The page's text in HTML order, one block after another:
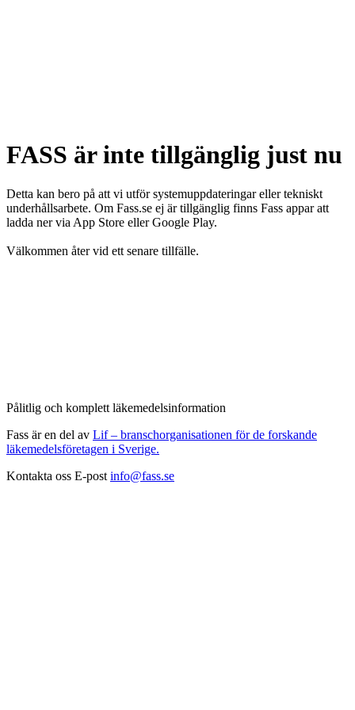
FASS är inte tillgänglig just nu
Detta kan bero på att vi utför systemuppdateringar eller tekniskt
underhållsarbete. Om Fass.se ej är tillgänglig finns Fass appar att
ladda ner via App Store eller Google Play.
Välkommen åter vid ett senare tillfälle.
Pålitlig och komplett läkemedelsinformation
Fass är en del av Lif – branschorganisationen för de forskande
läkemedelsföretagen i Sverige.
Kontakta oss E-post info@fass.se